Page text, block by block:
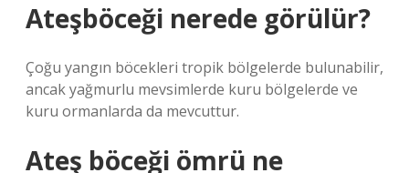
Ateşböceği nerede görülür?
Çoğu yangın böcekleri tropik bölgelerde bulunabilir,
ancak yağmurlu mevsimlerde kuru bölgelerde ve
kuru ormanlarda da mevcuttur.
Ateş böceği ömrü ne